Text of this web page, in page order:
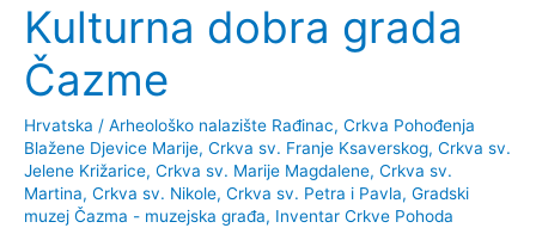
Kulturna dobra grada
Čazme
Hrvatska / Arheološko nalazište Rađinac, Crkva Pohođenja
Blažene Djevice Marije, Crkva sv. Franje Ksaverskog, Crkva sv.
Jelene Križarice, Crkva sv. Marije Magdalene, Crkva sv.
Martina, Crkva sv. Nikole, Crkva sv. Petra i Pavla, Gradski
muzej Čazma - muzejska građa, Inventar Crkve Pohoda